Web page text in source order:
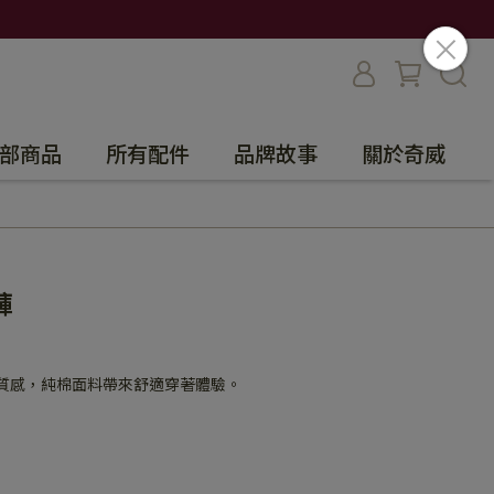
商品 所有配件 品牌故事 關於奇威
，純棉面料帶來舒適穿著體驗。